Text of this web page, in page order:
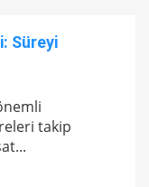
Süreyi
takip